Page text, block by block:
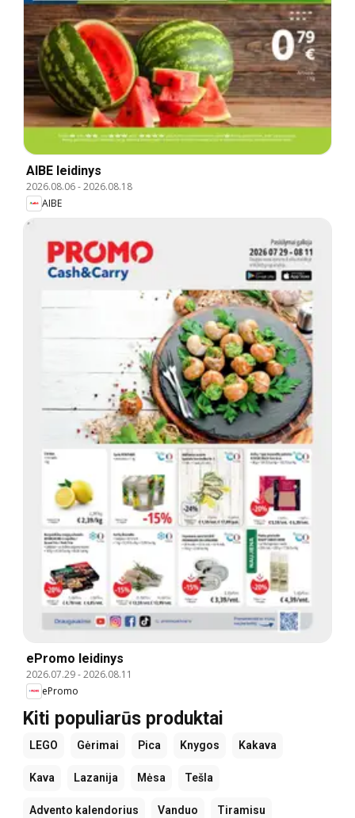
AIBE leidinys
2026.08.06-2026.08.18
AIBE
ePromo leidinys
2026.07.29-2026.08.11
ePromo
Kiti populiarūs produktai
LEGO Gėrimai Pica Knygos Kakava
Kava Lazanija Mėsa Tešla
Advento kalendorius Vanduo Tiramisu